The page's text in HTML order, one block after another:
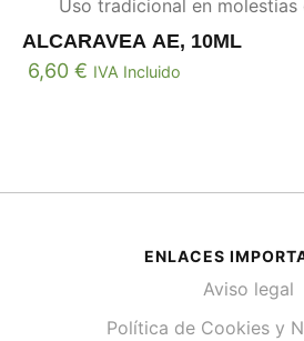
Uso tradicional en molestias
ALCARAVEA AE, 10ML
6,60 € IVA Incluido
ENLACES
Aviso legal
Política de Cookies y